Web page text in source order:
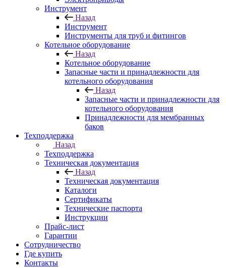
Инструмент
Назад
Инструмент
Инструменты для труб и фитингов
Котельное оборудование
Назад
Котельное оборудование
Запасные части и принадлежности для
котельного оборудования
Назад
Запасные части и принадлежности для
котельного оборудования
Принадлежности для мембранных
баков
Техподдержка
Назад
Техподдержка
Техническая документация
Назад
Техническая документация
Каталоги
Сертификаты
Технические паспорта
Инструкции
Прайс-лист
Гарантии
Сотрудничество
Где купить
Контакты